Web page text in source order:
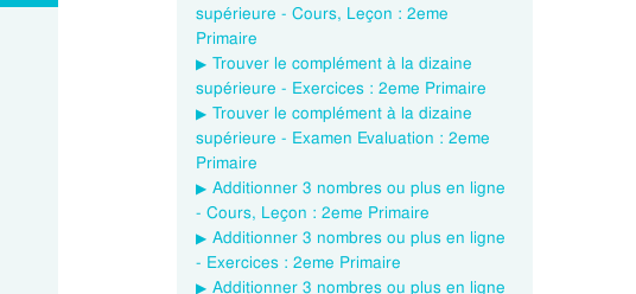
supérieure - Cours, Leçon : 2eme
Primaire
Trouver le complément à la dizaine
supérieure - Exercices : 2eme Primaire
Trouver le complément à la dizaine
supérieure - Examen Evaluation : 2eme
Primaire
Additionner 3 nombres ou plus en ligne
- Cours, Leçon : 2eme Primaire
Additionner 3 nombres ou plus en ligne
- Exercices : 2eme Primaire
Additionner 3 nombres ou plus en ligne